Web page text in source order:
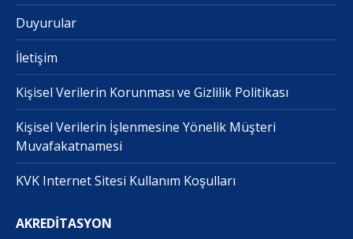
Duyurular
İletişim
Kişisel Verilerin Korunması ve Gizlilik Politikası
Kişisel Verilerin İşlenmesine Yönelik Müşteri
Muvafakatnamesi
KVK Internet Sitesi Kullanım Koşulları
AKREDİTASYON